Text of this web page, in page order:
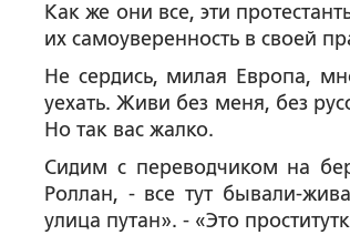
Как же они все, эти
их самоуверенность в своей
Не сердись, милая Европа,
уехать. Живи без меня, без
Но так вас жалко.
Сидим с переводчиком на
Роллан, - все тут бывали-
улица путан». - «Это